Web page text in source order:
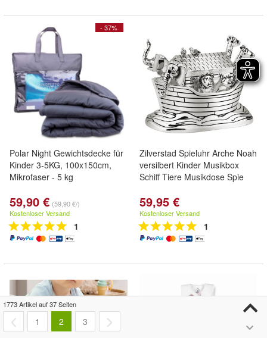
- 37%
Polar Night Gewichtsdecke für
Kinder 3-5KG, 100x150cm,
Mikrofaser - 5 kg
59,90 € (59,90 €/)
Kostenloser Versand
1
Zilverstad Spieluhr Arche Noah
versilbert Kinder Musikbox
Schiff Tiere Musikdose Spie
59,95 €
Kostenloser Versand
1
1773 Artikel auf 37 Seiten
1 2 3